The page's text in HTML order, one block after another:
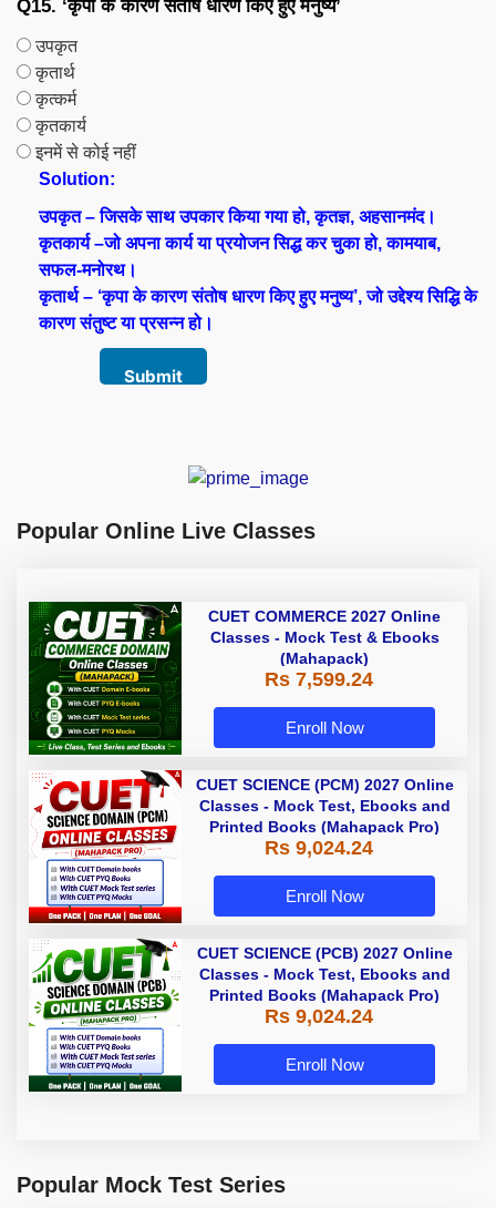
Q15. ‘कृपा के कारण संतोष धारण किए हुए मनुष्य’
उपकृत
कृतार्थ
कृत्कर्म
कृतकार्य
इनमें से कोई नहीं
Solution:
उपकृत – जिसके साथ उपकार किया गया हो, कृतज्ञ, अहसानमंद।
कृतकार्य –जो अपना कार्य या प्रयोजन सिद्ध कर चुका हो, कामयाब,
सफल-मनोरथ।
कृतार्थ – ‘कृपा के कारण संतोष धारण किए हुए मनुष्य’, जो उद्देश्य सिद्धि के
कारण संतुष्ट या प्रसन्न हो।
Popular Online Live Classes
CUET COMMERCE 2027 Online
Classes - Mock Test & Ebooks
(Mahapack)
Rs 7,599.24
Enroll Now
CUET SCIENCE (PCM) 2027 Online
Classes - Mock Test, Ebooks and
Printed Books (Mahapack Pro)
Rs 9,024.24
Enroll Now
CUET SCIENCE (PCB) 2027 Online
Classes - Mock Test, Ebooks and
Printed Books (Mahapack Pro)
Rs 9,024.24
Enroll Now
Popular Mock Test Series